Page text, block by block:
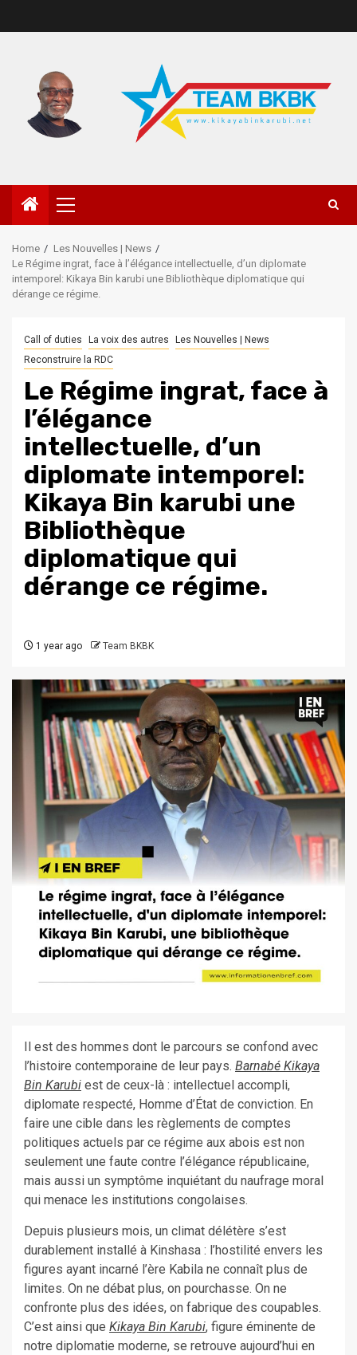
Home
Les Nouvelles | News
Le Régime ingrat, face à l’élégance intellectuelle, d’un diplomate
intemporel: Kikaya Bin karubi une Bibliothèque diplomatique qui
dérange ce régime.
Call of duties La voix des autres
Les Nouvelles | News
Reconstruire la RDC
Le Régime ingrat, face à
l’élégance
intellectuelle, d’un
diplomate intemporel:
Kikaya Bin karubi une
Bibliothèque
diplomatique qui
dérange ce régime.
1 year ago Team BKBK
Il est des hommes dont le parcours se confond avec
l’histoire contemporaine de leur pays. Barnabé Kikaya
Bin Karubi est de ceux-là : intellectuel accompli,
diplomate respecté, Homme d’État de conviction. En
faire une cible dans les règlements de comptes
politiques actuels par ce régime aux abois est non
seulement une faute contre l’élégance républicaine,
mais aussi un symptôme inquiétant du naufrage moral
qui menace les institutions congolaises.
Depuis plusieurs mois, un climat délétère s’est
durablement installé à Kinshasa : l’hostilité envers les
figures ayant incarné l’ère Kabila ne connaît plus de
limites. On ne débat plus, on pourchasse. On ne
confronte plus des idées, on fabrique des coupables.
C’est ainsi que Kikaya Bin Karubi, figure éminente de
notre diplomatie moderne, se retrouve aujourd’hui en